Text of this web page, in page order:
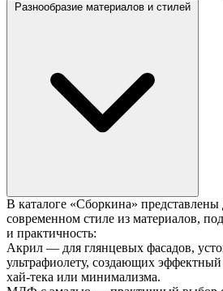
Разнообразие материалов и стилей
В каталоге «Сборкина» представлены
современном стиле из материалов,
и практичность:
Акрил — для глянцевых фасадов,
ультрафиолету, создающих
хай-тека или минимализма.